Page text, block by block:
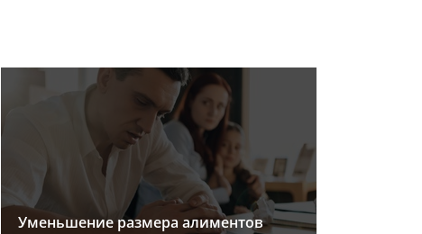
Уменьшение размера алиментов